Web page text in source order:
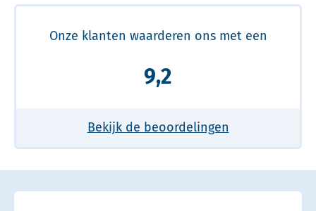
Onze klanten waarderen ons met een
9,2
Bekijk de beoordelingen